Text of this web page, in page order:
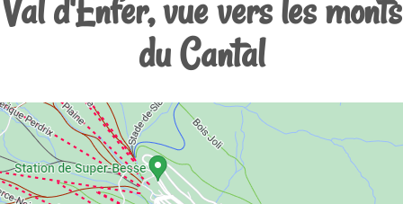
Val d'Enfer, vue vers les monts
du Cantal